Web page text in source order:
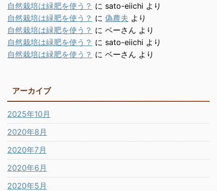
自然栽培は緑肥を使う？ に sato-eiichi より
自然栽培は緑肥を使う？ に 偽農夫 より
自然栽培は緑肥を使う？ に ベーさん より
自然栽培は緑肥を使う？ に sato-eiichi より
自然栽培は緑肥を使う？ に ベーさん より
アーカイブ
2025年10月
2020年8月
2020年7月
2020年6月
2020年5月